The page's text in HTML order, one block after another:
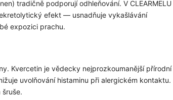
tradičně podporují odhleňování. V CLEARMELU
efekt — usnadňuje vykašlávání
expozici prachu.
Kvercetin je vědecky nejprozkoumanější přírodní
uvolňování histaminu při alergickém kontaktu.
šruše.